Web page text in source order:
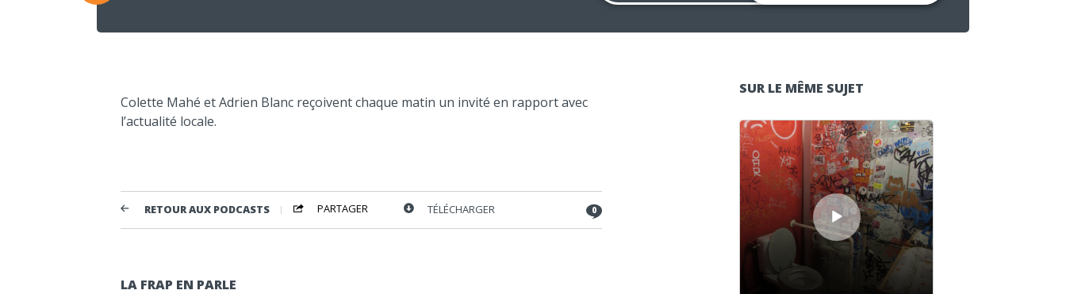
pour
Colette Mahé et Adrien Blanc reçoivent chaque matin un invité en rapport avec
l’actualité locale.
RETOUR AUX PODCASTS PARTAGER TÉLÉCHARGER 0
LA FRAP EN PARLE
SUR LE MÊME SUJET
Lecteur audio